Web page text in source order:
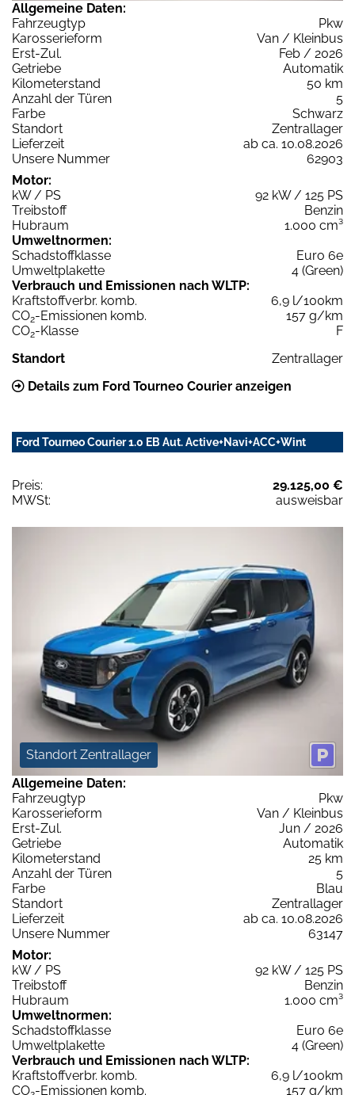
Allgemeine Daten:
Fahrzeugtyp
Pkw
Karosserieform
Van / Kleinbus
Erst-Zul.
Feb / 2026
Getriebe
Automatik
Kilometerstand
50 km
Anzahl der Türen
5
Farbe
Schwarz
Standort
Zentrallager
Lieferzeit
ab ca. 10.08.2026
Unsere Nummer
62903
Motor:
kW / PS
92 kW / 125 PS
Treibstoff
Benzin
Hubraum
1.000 cm³
Umweltnormen:
Schadstoffklasse
Euro 6e
Umweltplakette
4 (Green)
Verbrauch und Emissionen nach WLTP:
Kraftstoffverbr. komb.
6,9 l/100km
CO2-Emissionen komb.
157 g/km
CO2-Klasse
F
Standort
Zentrallager
Details zum Ford Tourneo Courier anzeigen
Ford Tourneo Courier 1.0 EB Aut. Active+Navi+ACC+Wint
Preis:
29.125,00 €
MWSt:
ausweisbar
Standort Zentrallager
Allgemeine Daten:
Fahrzeugtyp
Pkw
Karosserieform
Van / Kleinbus
Erst-Zul.
Jun / 2026
Getriebe
Automatik
Kilometerstand
25 km
Anzahl der Türen
5
Farbe
Blau
Standort
Zentrallager
Lieferzeit
ab ca. 10.08.2026
Unsere Nummer
63147
Motor:
kW / PS
92 kW / 125 PS
Treibstoff
Benzin
Hubraum
1.000 cm³
Umweltnormen:
Schadstoffklasse
Euro 6e
Umweltplakette
4 (Green)
Verbrauch und Emissionen nach WLTP:
Kraftstoffverbr. komb.
6,9 l/100km
CO -Emissionen komb. 157 g/km